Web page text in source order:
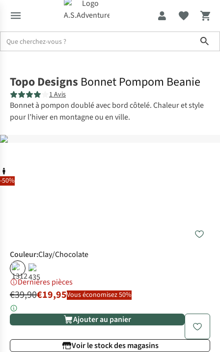
-50%
Topo Designs Bonnet Pompom Beanie
1 Avis
Bonnet à pompon doublé avec bord côtelé. Chaleur et style
pour l’hiver en montagne ou en ville.
Couleur:Clay/Chocolate
% %
Dernières pièces
€39,90€19,95Vous économisez 50%
Ajouter au panier
Voir le stock des magasins